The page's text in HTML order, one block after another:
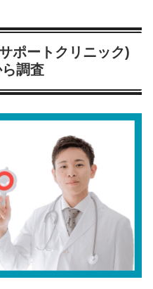
ポートクリニック)
調査